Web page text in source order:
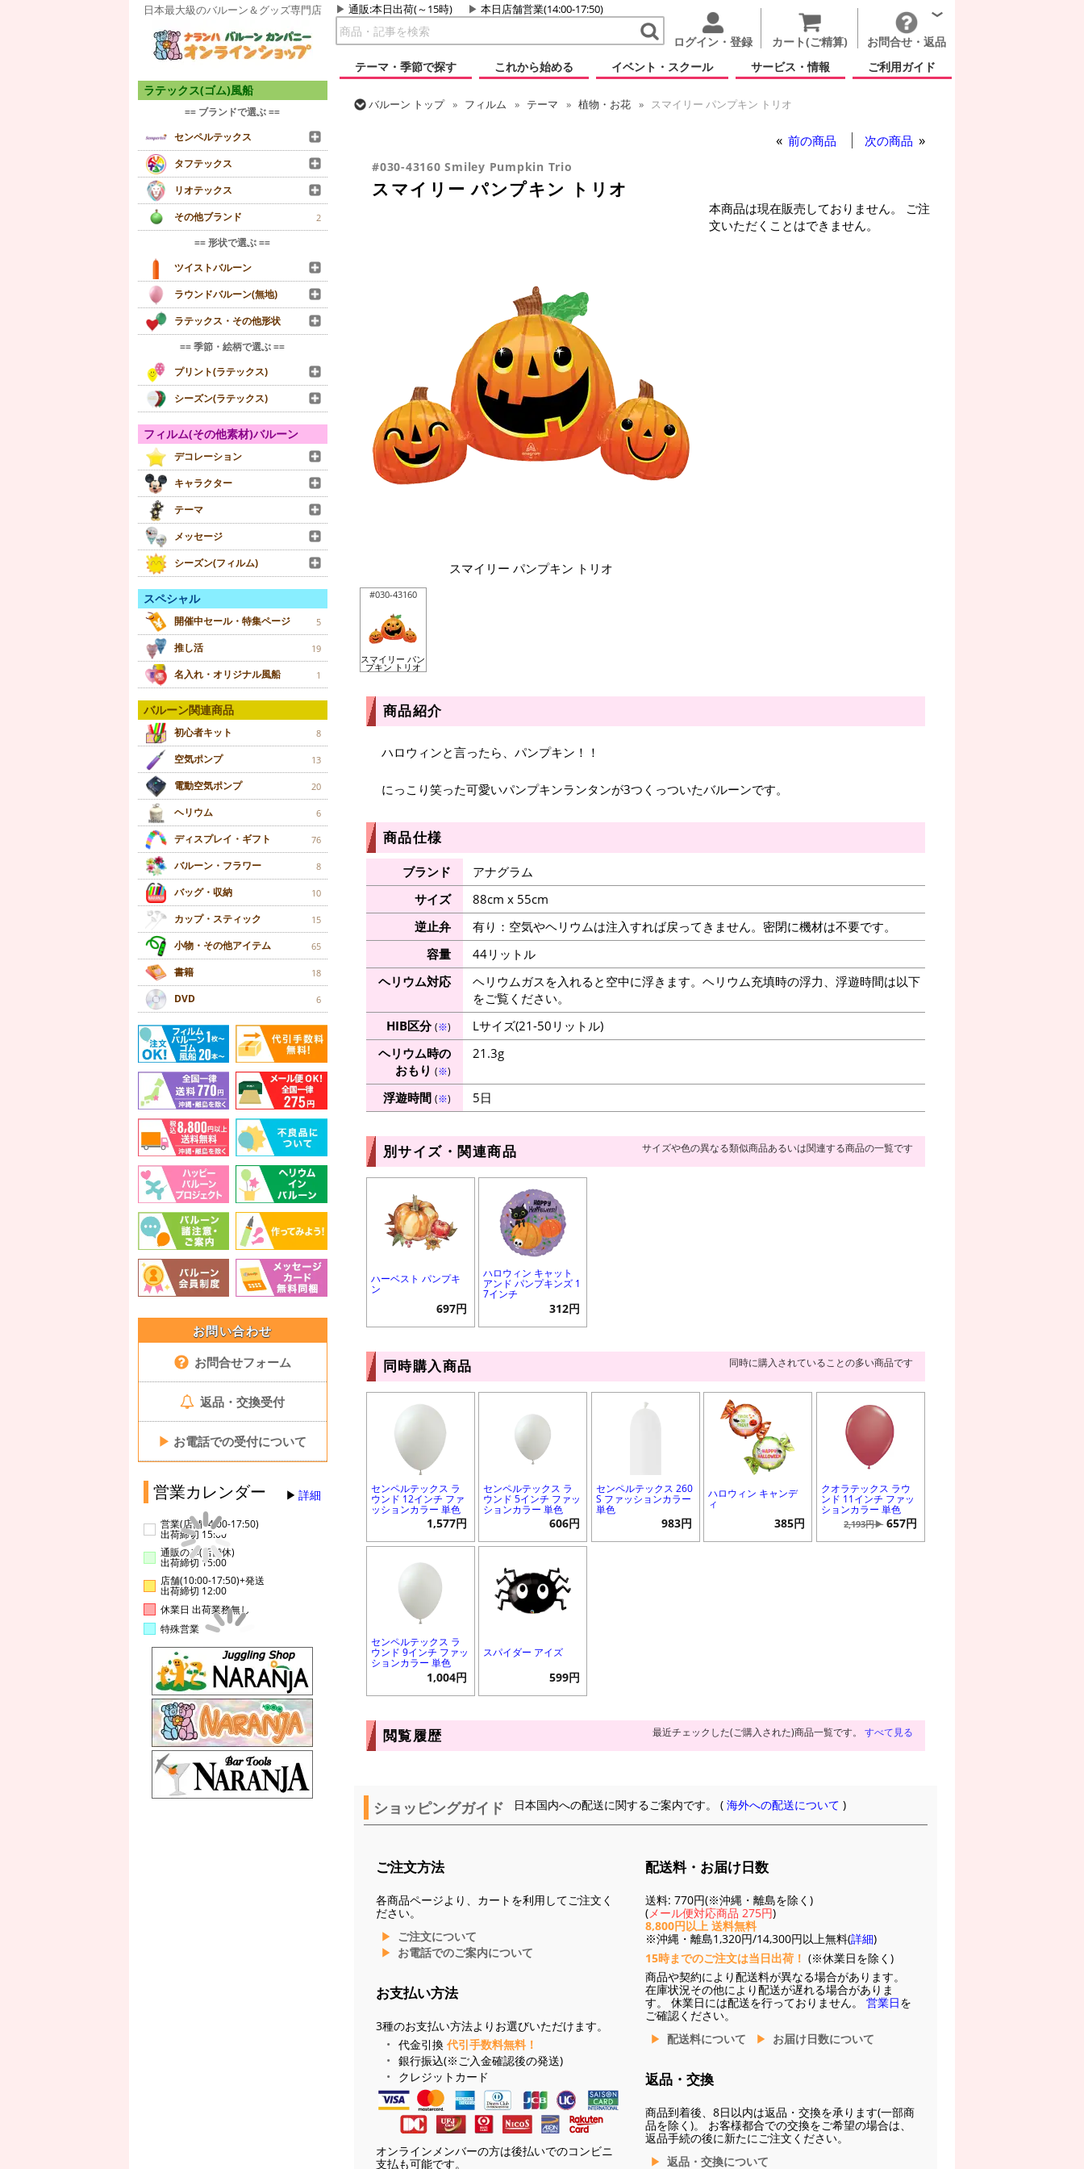
日本最大級のバルーン＆グッズ専門店 通販:本日出荷(～15時) 本日店舗営業(14:00-17:50)
ログイン・登録 カート(ご精算)
お問合せ・返品
テーマ・季節で探す
これから始める イベント・スクール サービス・情報 ご利用ガイド
ラテックス(ゴム)風船
== ブランドで選ぶ ==
センペルテックス
タフテックス
リオテックス
その他ブランド
2
== 形状で選ぶ ==
ツイストバルーン
ラウンドバルーン(無地)
ラテックス・その他形状
== 季節・絵柄で選ぶ ==
プリント(ラテックス)
シーズン(ラテックス)
フィルム(その他素材)バルーン
デコレーション
キャラクター
テーマ
メッセージ
シーズン(フィルム)
スペシャル
開催中セール・特集ページ 5
推し活 19
名入れ・オリジナル風船 1
バルーン関連商品
初心者キット 8
空気ポンプ 13
電動空気ポンプ 20
ヘリウム 6
ディスプレイ・ギフト 76
バルーン・フラワー 8
バッグ・収納 10
カップ・スティック 15
小物・その他アイテム 65
書籍 18
DVD 6
お問い合わせ
お問合せフォーム
返品・交換受付
▶ お電話での受付について
営業カレンダー 詳細
営業(店舗14:00-17:50)
出荷締切 15:00
通販のみ(店舗休)
出荷締切 15:00
店舗(10:00-17:50)+発送
出荷締切 12:00
休業日 出荷業務無し
特殊営業
バルーン トップ フィルム テーマ 植物・お花
スマイリー パンプキン トリオ
前の商品 次の商品
#030-43160 Smiley Pumpkin Trio
スマイリー パンプキン トリオ
スマイリー パンプキン トリオ
#030-43160
スマイリー パン
プキン トリオ
本商品は現在販売しておりません。 ご注
文いただくことはできません。
商品紹介
ハロウィンと言ったら、パンプキン！！
にっこり笑った可愛いパンプキンランタンが3つくっついたバルーンです。
商品仕様
ブランド
アナグラム
サイズ
88cm x 55cm
逆止弁
有り：空気やヘリウムは注入すれば戻ってきません。密閉に機材は不要です。
容量
44リットル
ヘリウム対応
ヘリウムガスを入れると空中に浮きます。ヘリウム充填時の浮力、浮遊時間は以下
をご覧ください。
HIB区分(※)
Lサイズ(21-50リットル)
ヘリウム時の
おもり (※)
21.3g
浮遊時間 (※) 5日
別サイズ・関連商品 サイズや色の異なる類似商品あるいは関連する商品の一覧です
ハーベスト パンプキ
ン
697円
ハロウィン キャット
アンド パンプキンズ 1
7インチ
312円
同時購入商品 同時に購入されていることの多い商品です
センペルテックス ラ
ウンド 12インチ ファ
ッションカラー 単色
1,577円
センペルテックス ラ
ウンド 5インチ ファッ
ションカラー 単色
606円
センペルテックス 260
S ファッションカラー
単色
983円
ハロウィン キャンデ
ィ
385円
クオラテックス ラウ
ンド 11インチ ファッ
ションカラー 単色
2,193円▶ 657円
センペルテックス ラ
ウンド 9インチ ファッ
ションカラー 単色
1,004円
スパイダー アイズ
599円
閲覧履歴 最近チェックした(ご購入された)商品一覧です。 すべて見る
ショッピングガイド 日本国内への配送に関するご案内です。 (海外への配送について )
ご注文方法
各商品ページより、カートを利用してご注文く
ださい。
ご注文について
お電話でのご案内について
お支払い方法
3種のお支払い方法よりお選びいただけます。
代金引換 代引手数料無料！
銀行振込(※ご入金確認後の発送)
クレジットカード
オンラインメンバーの方は後払いでのコンビニ
支払も可能です。
配送料・お届け日数
送料: 770円(※沖縄・離島を除く)
(メール便対応商品 275円)
8,800円以上 送料無料
※沖縄・離島1,320円/14,300円以上無料(詳細)
15時までのご注文は当日出荷！ (※休業日を除く)
商品や契約により配送料が異なる場合があります。
在庫状況その他により配送が遅れる場合がありま
す。 休業日には配送を行っておりません。 営業日を
ご確認ください。
配送料について
お届け日数について
返品・交換
商品到着後、8日以内は返品・交換を承ります(一部商
品を除く)。 お客様都合での交換をご希望の場合は、
返品手続の後に新たにご注文ください。
返品・交換について